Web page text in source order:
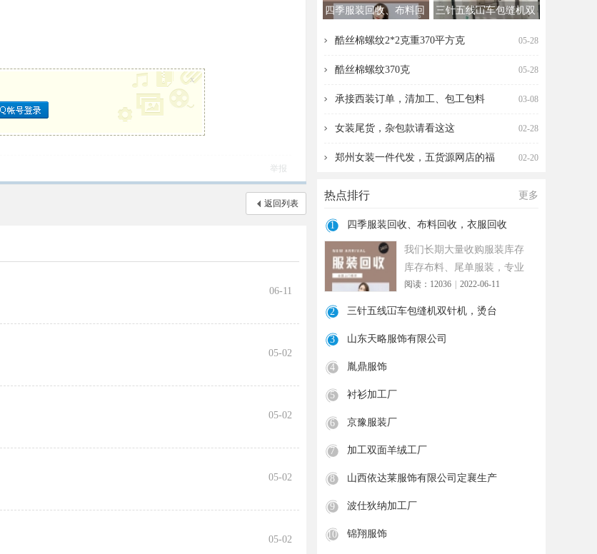
x
举报
返回列表
06-11
05-02
05-02
05-02
05-02
四季服装回收、布料回
三针五线冚车包缝机双
酷丝棉螺纹2*2克重370平方克
05-28
酷丝棉螺纹370克 05-28
承接西装订单，清加工、包工包料 03-08
女装尾货，杂包款请看这这 02-28
郑州女装一件代发，五货源网店的福 02-20
热点排行 更多
1 四季服装回收、布料回收，衣服回收
我们长期大量收购服装库存
库存布料、尾单服装，专业
诚信共赢， 实力雄厚 ！ 长期
面向
阅读：12036 2022-06-11
2 三针五线冚车包缝机双针机，烫台
3 山东天略服饰有限公司
4 胤鼎服饰
5 衬衫加工厂
6 京豫服装厂
7 加工双面羊绒工厂
8 山西依达莱服饰有限公司定襄生产
9 波仕狄纳加工厂
10 锦翔服饰